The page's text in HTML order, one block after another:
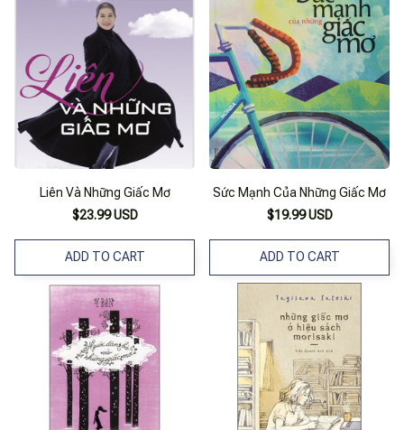
Liên Và Những Giấc Mơ
$23.99 USD
ADD TO CART
Sức Mạnh Của Những Giấc Mơ
$19.99 USD
ADD TO CART